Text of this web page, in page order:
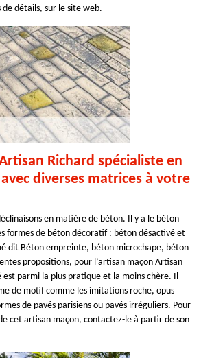
détails, sur le site web.
Richard spécialiste en
diverses matrices à votre
en matière de béton. Il y a le béton
formes de béton décoratif : béton désactivé et
dit Béton empreinte, béton microchape, béton
propositions, pour l’artisan maçon Artisan
parmi la plus pratique et la moins chère. Il
de motif comme les imitations roche, opus
de pavés parisiens ou pavés irréguliers. Pour
cet artisan maçon, contactez-le à partir de son